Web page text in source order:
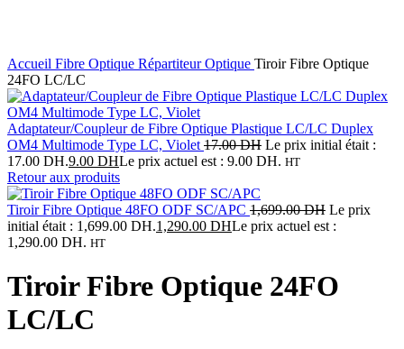
Accueil Fibre Optique Répartiteur Optique Tiroir Fibre Optique
24FO LC/LC
Adaptateur/Coupleur de Fibre Optique Plastique LC/LC Duplex
OM4 Multimode Type LC, Violet 17.00DH Le prix initial était :
17.00 DH.9.00 DHLe prix actuel est : 9.00 DH. HT
Retour aux produits
Tiroir Fibre Optique 48FO ODF SC/APC 1,699.00DH Le prix
initial était : 1,699.00 DH.1,290.00 DHLe prix actuel est :
1,290.00 DH. HT
Tiroir Fibre Optique 24FO
LC/LC